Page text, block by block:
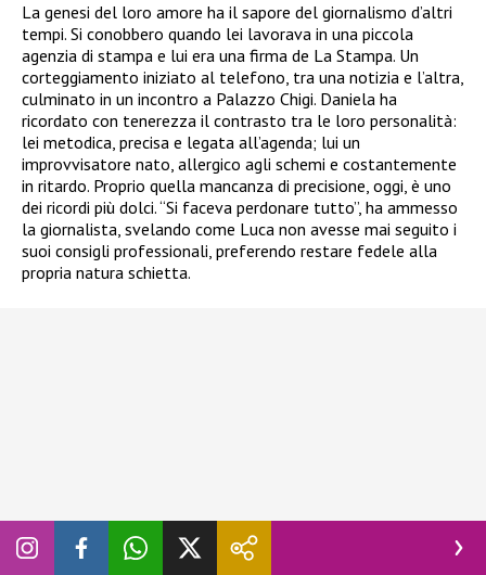
La genesi del loro amore ha il sapore del giornalismo d’altri
tempi. Si conobbero quando lei lavorava in una piccola
agenzia di stampa e lui era una firma de La Stampa. Un
corteggiamento iniziato al telefono, tra una notizia e l’altra,
culminato in un incontro a Palazzo Chigi. Daniela ha
ricordato con tenerezza il contrasto tra le loro personalità:
lei metodica, precisa e legata all’agenda; lui un
improvvisatore nato, allergico agli schemi e costantemente
in ritardo. Proprio quella mancanza di precisione, oggi, è uno
dei ricordi più dolci. “Si faceva perdonare tutto”, ha ammesso
la giornalista, svelando come Luca non avesse mai seguito i
suoi consigli professionali, preferendo restare fedele alla
propria natura schietta.